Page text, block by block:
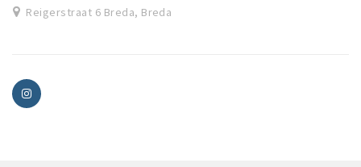
Reigerstraat 6 Breda, Breda